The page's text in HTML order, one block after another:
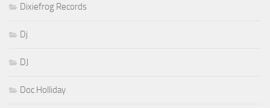
Dixiefrog Records
Dj
DJ
Doc Holliday